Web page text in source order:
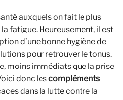
auxquels on fait le plus
fatigue. Heureusement, il est
d’une bonne hygiène de
pour retrouver le tonus.
moins immédiats que la prise
donc lescompléments
dans la lutte contre la